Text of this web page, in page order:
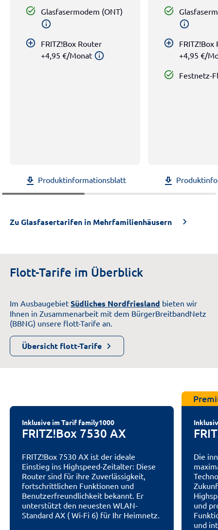
task_alt Glasfasermodem (ONT)
info
add_circle_outline
FRITZ!Box Router
+4,95 €/Monat info
download Produktinformationsblatt
task_alt
info
add_circle_outline
FRITZ!Box
+4,95 €/
task_alt Festnetz-
download
Zu Glasfasertarifen in Mehrfamilienhäusern
Flott-Tarife im Überblick
Im Ausbaugebiet Südliches Nordfriesland bieten wir
Ihnen in Zusammenarbeit mit dem BürgerBreitbandNetz
(BBNG) unsere flott-Tarife an.
Übersicht flott-Tarife
Inklusive im Tarif family1000
FRITZ!Box 7530 AX
FRITZ!Box 7530 AX ist der ideale
Einstieg ins Highspeed-Zeitalter: Diese
Router sind für ihre Zuverlässigkeit,
fortschrittlichen Funktionen und
Benutzerfreundlichkeit bekannt. Er
unterstützt den neuesten WLAN-
Standard AX ( Wi-Fi 6) für Ihr Heimnetz.
Die
und
und